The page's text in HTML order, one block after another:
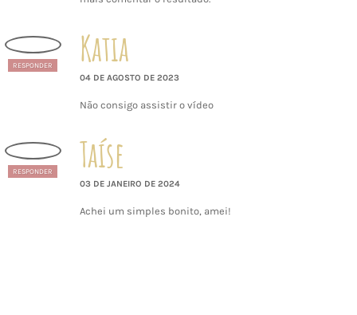
RESPONDER Katia
04 DE AGOSTO DE 2023
Não consigo assistir o vídeo
RESPONDER Taíse
03 DE JANEIRO DE 2024
Achei um simples bonito, amei!